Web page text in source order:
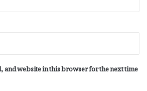
and website in this browser for the next time